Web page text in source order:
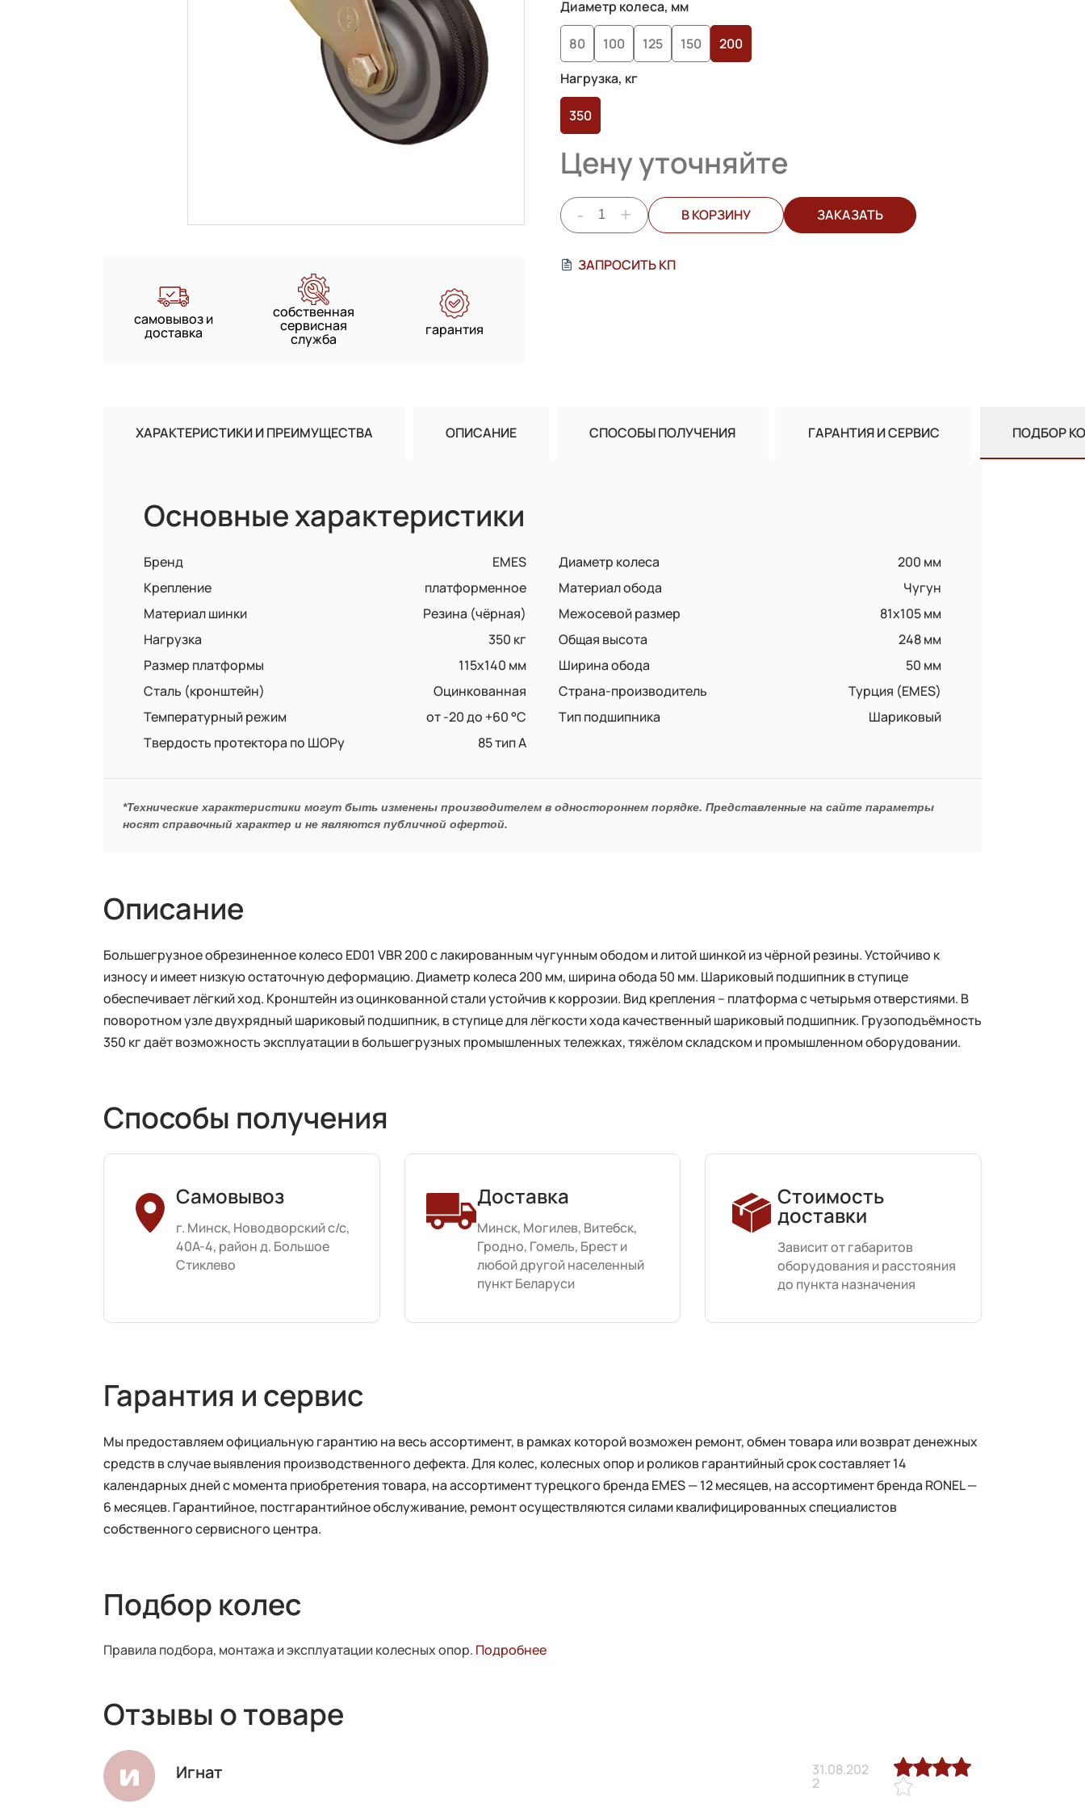
самовывоз и
доставка
собственная
сервисная
служба
гарантия
пользователей
Диаметр колеса, мм
80 100 125 150
200
Нагрузка, кг
350
Цену уточняйте
- + В КОРЗИНУ ЗАКАЗАТЬ
ЗАПРОСИТЬ КП
ХАРАКТЕРИСТИКИ И ПРЕИМУЩЕСТВА ОПИСАНИЕ СПОСОБЫ ПОЛУЧЕНИЯ ГАРАНТИЯ И СЕРВИС ПОДБОР
Основные характеристики
Бренд EMES Диаметр колеса
200 мм
Крепление
платформенное Материал обода
Чугун
Материал шинки
Резина (чёрная) Межосевой размер
81x105 мм
Нагрузка
350 кг Общая высота
248 мм
Размер платформы
115x140 мм Ширина обода
50 мм
Сталь (кронштейн)
Оцинкованная Страна-производитель
Турция (EMES)
Температурный режим
от -20 до +60 °С Тип подшипника
Шариковый
Твердость протектора по ШОРу
85 тип А
*Технические характеристики могут быть изменены производителем в одностороннем порядке. Представленные на сайте параметры
носят справочный характер и не являются публичной офертой.
Описание
Большегрузное обрезиненное колесо ED01 VBR 200 с лакированным чугунным ободом и литой шинкой из чёрной резины. Устойчиво к
износу и имеет низкую остаточную деформацию. Диаметр колеса 200 мм, ширина обода 50 мм. Шариковый подшипник в ступице
обеспечивает лёгкий ход. Кронштейн из оцинкованной стали устойчив к коррозии. Вид крепления – платформа с четырьмя отверстиями. В
поворотном узле двухрядный шариковый подшипник, в ступице для лёгкости хода качественный шариковый подшипник. Грузоподъёмность
350 кг даёт возможность эксплуатации в большегрузных промышленных тележках, тяжёлом складском и промышленном оборудовании.
Способы получения
Самовывоз
г. Минск, Новодворский с/с,
40А-4, район д. Большое
Стиклево
Доставка
Минск, Могилев, Витебск,
Гродно, Гомель, Брест и
любой другой населенный
пункт Беларуси
Стоимость
доставки
Зависит от габаритов
оборудования и расстояния
до пункта назначения
Гарантия и сервис
Мы предоставляем официальную гарантию на весь ассортимент, в рамках которой возможен ремонт, обмен товара или возврат денежных
средств в случае выявления производственного дефекта. Для колес, колесных опор и роликов гарантийный срок составляет 14
календарных дней с момента приобретения товара, на ассортимент турецкого бренда EMES — 12 месяцев, на ассортимент бренда RONEL —
6 месяцев. Гарантийное, постгарантийное обслуживание, ремонт осуществляются силами квалифицированных специалистов
собственного сервисного центра.
Подбор колес
Правила подбора, монтажа и эксплуатации колесных опор. Подробнее
Отзывы о товаре
Игнат 31.08.202
2